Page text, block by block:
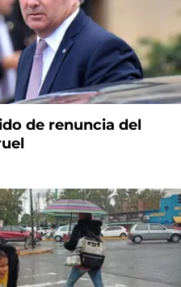
de renuncia del